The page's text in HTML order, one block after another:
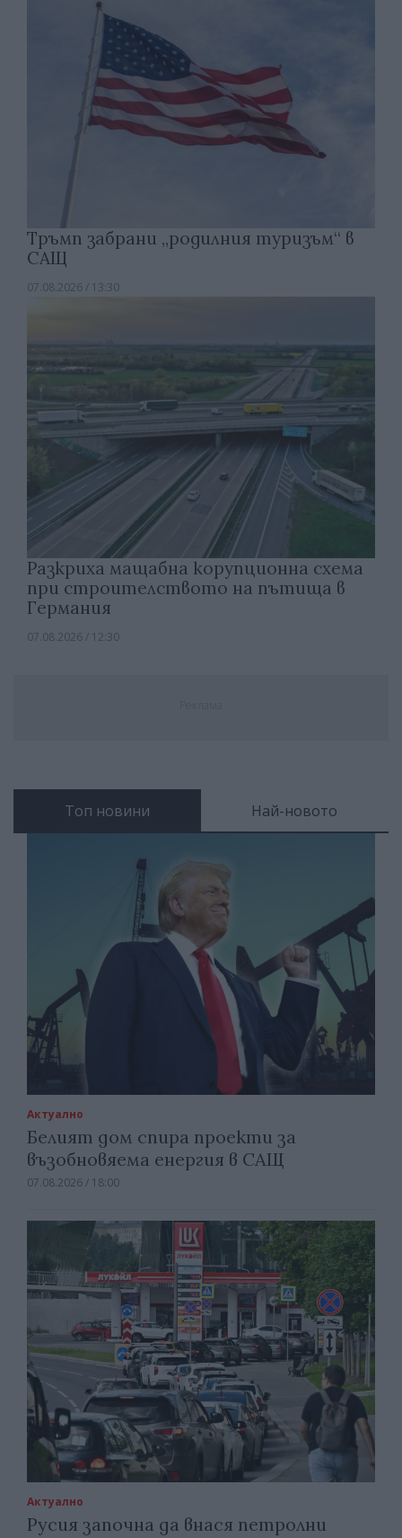
Тръмп забрани „родилния туризъм“ в
САЩ
07.08.2026 / 13:30
Разкриха мащабна корупционна схема
при строителството на пътища в
Германия
07.08.2026 / 12:30
Топ новини Най-новото
Актуално
Белият дом спира проекти за
възобновяема енергия в САЩ
07.08.2026 / 18:00
Актуално
Русия започна да внася петролни